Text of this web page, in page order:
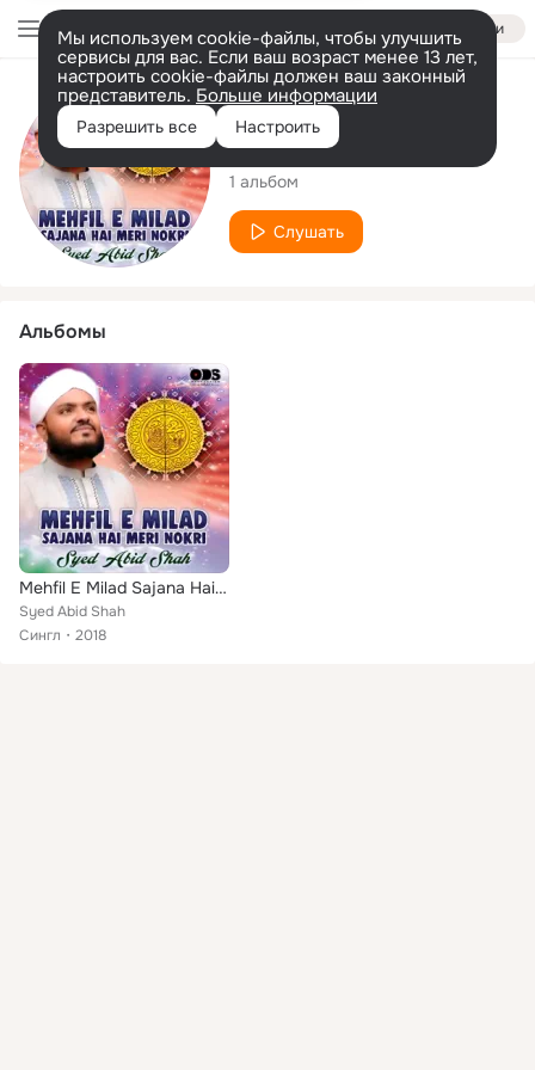
Войти
Мы используем cookie-файлы, чтобы улучшить
сервисы для вас. Если ваш возраст менее 13 лет,
настроить cookie-файлы должен ваш законный
представитель. Больше информации
Разрешить все Настроить
Исполнитель
Syed Abid Shah
1 альбом
Слушать
Альбомы
Mehfil E Milad Sajana Hai Meri Nokri - Single
Syed Abid Shah
Сингл
2018